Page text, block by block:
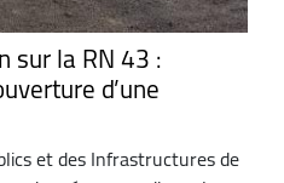
sur la RN 43 :
d’une
et des Infrastructures de